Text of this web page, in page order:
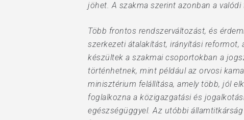
Hit enter to search or ESC to close
jöhet. A szakma szerint azonban a
Több frontos rendszerváltozást, és
szerkezeti átalakítást, irányítási
készültek a szakmai csoportokban a
történhetnek, mint például az orvosi
minisztérium felállítása, amely több, jól
foglalkozna a közigazgatási és
egészségüggyel. Az utóbbi